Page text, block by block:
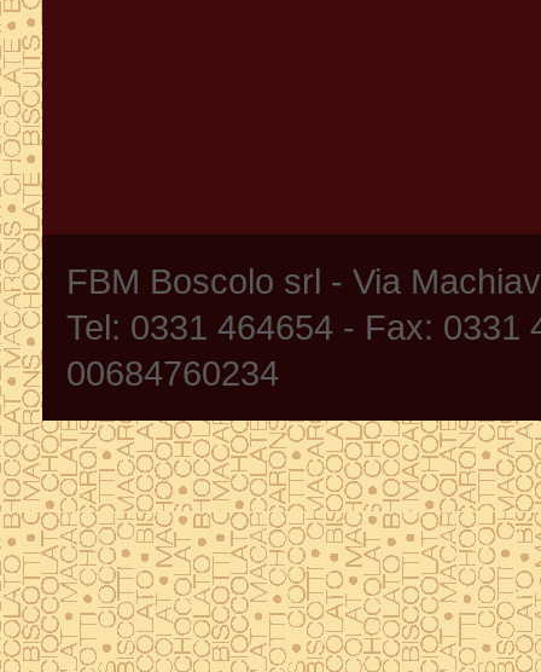
FBM Boscolo srl - Via
Tel: 0331 464654 - Fax: 0331
00684760234